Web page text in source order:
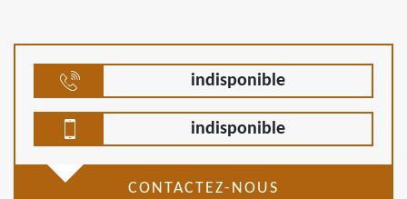
indisponible
indisponible
CONTACTEZ-NOUS